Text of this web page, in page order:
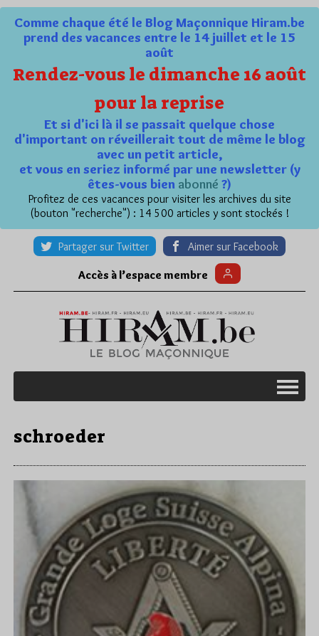
Comme chaque été le Blog Maçonnique Hiram.be
prend des vacances entre le 14 juillet et le 15
août
Rendez-vous le dimanche 16 août
pour la reprise
Et si d'ici là il se passait quelque chose
d'important on réveillerait tout de même le blog
avec un petit article,
et vous en seriez informé par une newsletter (y
êtes-vous bien abonné ?)
Profitez de ces vacances pour visiter les archives du site
(bouton "recherche") : 14 500 articles y sont stockés !
Partager sur Twitter Aimer sur Facebook
Accès à l’espace membre
schroeder